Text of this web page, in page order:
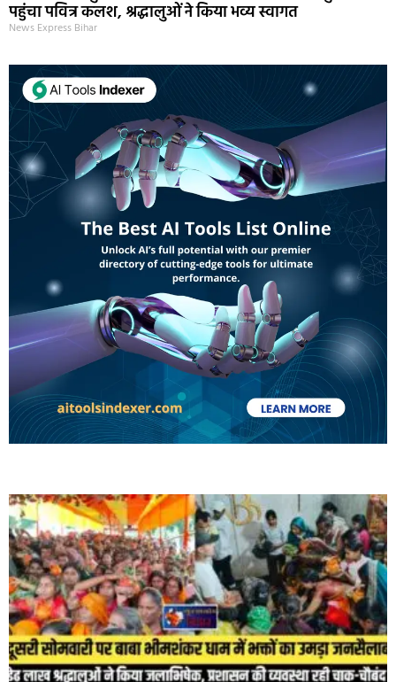
पहुंचा पवित्र कलश, श्रद्धालुओं ने किया भव्य स्वागत
News Express Bihar